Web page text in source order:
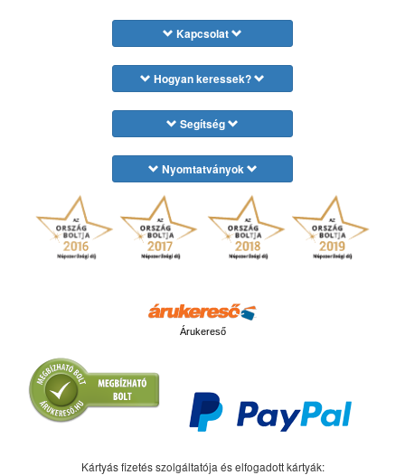
Kapcsolat
Hogyan keressek?
Segítség
Nyomtatványok
Árukereső
Kártyás fizetés szolgáltatója és elfogadott kártyák: